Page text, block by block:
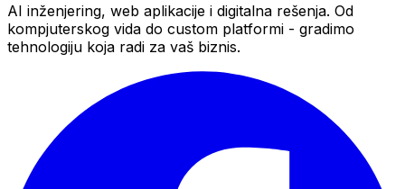
AI inženjering, web aplikacije i digitalna rešenja. Od
kompjuterskog vida do custom platformi - gradimo
tehnologiju koja radi za vaš biznis.